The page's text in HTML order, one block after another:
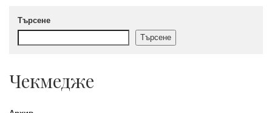
Търсене
Търсене
Чекмедже